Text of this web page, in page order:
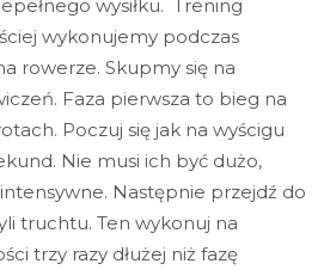
wysiłku. Trening
wykonujemy podczas
rowerze. Skupmy się na
Faza pierwsza to bieg na
Poczuj się jak na wyścigu
Nie musi ich być dużo,
Następnie przejdź do
truchtu. Ten wykonuj na
trzy razy dłużej niż fazę